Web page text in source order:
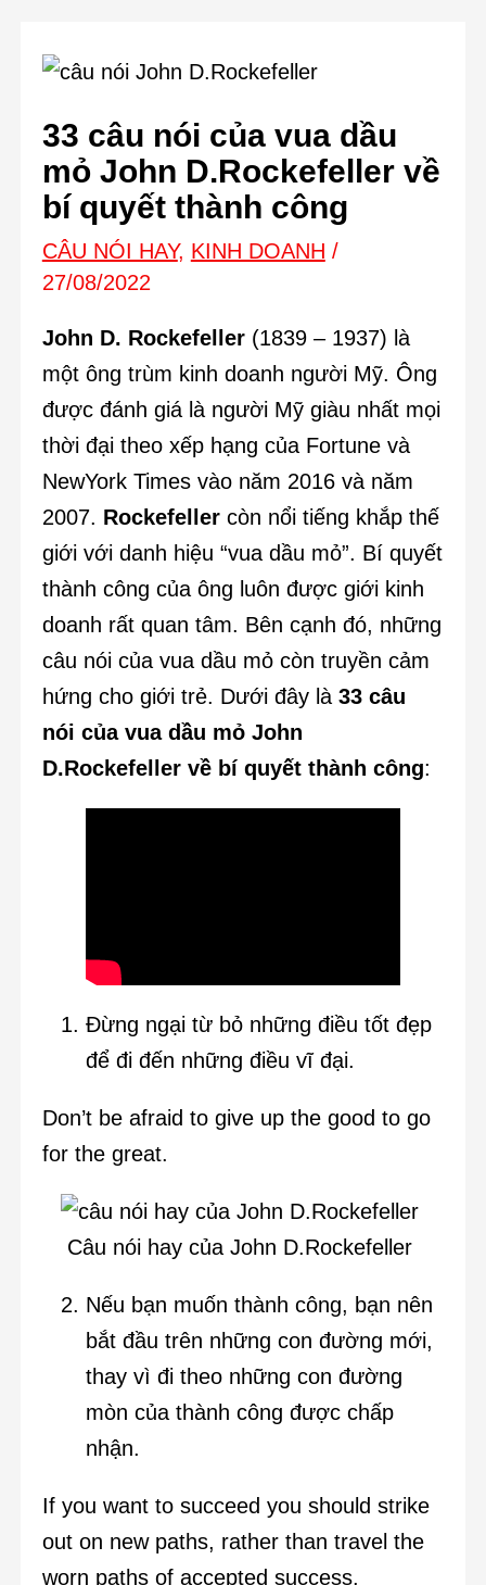
33 câu nói của vua dầu
mỏ John D.Rockefeller về
bí quyết thành công
CÂU NÓI HAY, KINH DOANH /
27/08/2022
John D. Rockefeller(1839 – 1937) là
một ông trùm kinh doanh người Mỹ. Ông
được đánh giá là người Mỹ giàu nhất mọi
thời đại theo xếp hạng của Fortune và
NewYork Times vào năm 2016 và năm
2007. Rockefellercòn nổi tiếng khắp thế
giới với danh hiệu “vua dầu mỏ”. Bí quyết
thành công của ông luôn được giới kinh
doanh rất quan tâm. Bên cạnh đó, những
câu nói của vua dầu mỏ còn truyền cảm
hứng cho giới trẻ. Dưới đây là 33 câu
nói của vua dầu mỏ John
D.Rockefeller về bí quyết thành công:
Đừng ngại từ bỏ những điều tốt đẹp
để đi đến những điều vĩ đại.
Don’t be afraid to give up the good to go
for the great.
Câu nói hay của John D.Rockefeller
Nếu bạn muốn thành công, bạn nên
bắt đầu trên những con đường mới,
thay vì đi theo những con đường
mòn của thành công được chấp
nhận.
If you want to succeed you should strike
out on new paths, rather than travel the
worn paths of accepted success.